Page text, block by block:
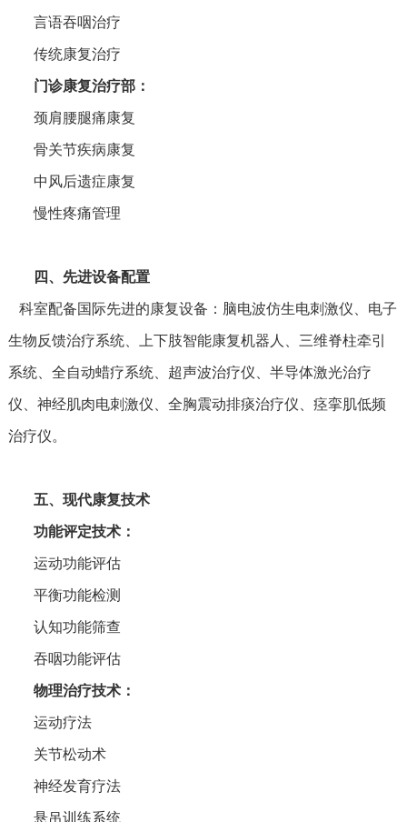
言语吞咽治疗
传统康复治疗
门诊康复治疗部‌：
颈肩腰腿痛康复
骨关节疾病康复
中风后遗症康复
慢性疼痛管理
四、先进设备配置
科室配备国际先进的康复设备：脑电波仿生电刺激仪、电子
生物反馈治疗系统、上下肢智能康复机器人、三维脊柱牵引
系统、全自动蜡疗系统、超声波治疗仪、 半导体激光治疗
仪、神经肌肉电刺激仪、全胸震动排痰治疗仪、痉挛肌低频
治疗仪。
‌五、现代康复技术‌
‌功能评定技术‌：
运动功能评估
平衡功能检测
认知功能筛查
吞咽功能评估
‌物理治疗技术‌：
运动疗法
关节松动术
神经发育疗法
悬吊训练系统